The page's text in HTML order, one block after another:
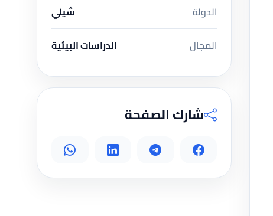
الدولة
شيلي
المجال
الدراسات البيئية
شارك الصفحة